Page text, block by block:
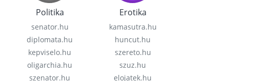
Politika
senator.hu
diplomata.hu
kepviselo.hu
oligarchia.hu
szenator.hu
Erotika
kamasutra.hu
huncut.hu
szereto.hu
szuz.hu
elojatek.hu